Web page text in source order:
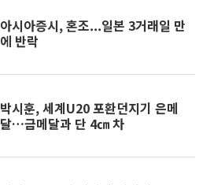
아시아증시, 혼조...일본 3거래일 만
에 반락
박시훈, 세계U20 포환던지기 은메
달…금메달과 단 4㎝ 차